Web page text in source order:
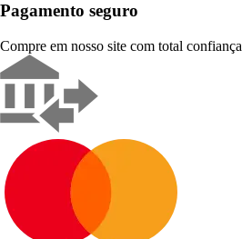
Pagamento seguro
Compre em nosso site com total confiança